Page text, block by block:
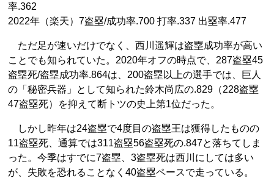
率.362
2022年（楽天）7盗塁/成功率.700 打率.337 出塁率.477
ただ足が速いだけでなく、西川遥輝は盗塁成功率が高い
ことでも知られていた。2020年オフの時点で、287盗塁45
盗塁死/盗塁成功率.864は、200盗塁以上の選手では、巨人
の「秘密兵器」として知られた鈴木尚広の.829（228盗塁
47盗塁死）を抑えて断トツの史上第1位だった。
しかし昨年は24盗塁で4度目の盗塁王は獲得したものの
11盗塁死、通算では311盗塁56盗塁死の.847と落ちてしま
った。今季はすでに7盗塁、3盗塁死は西川にしては多い
が、失敗を恐れることなく40盗塁ペースで走っている。